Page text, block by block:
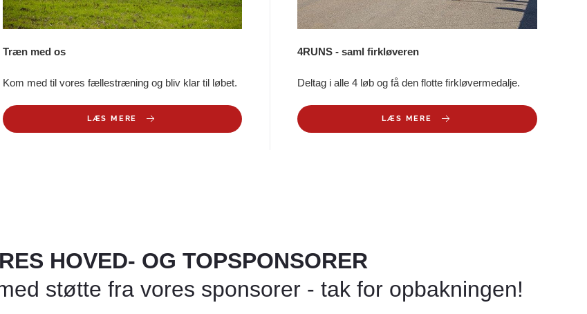
Træn med os
Kom med til vores fællestræning og bliv klar til løbet.
LÆS MERE
4RUNS - saml firkløveren
Deltag i alle 4 løb og få den flotte firkløvermedalje.
LÆS MERE
HOVED- OG TOPSPONSORER
støtte fra vores sponsorer - tak for opbakningen!